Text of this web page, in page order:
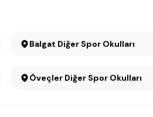
Balgat Diğer Spor Okulları
Öveçler Diğer Spor Okulları